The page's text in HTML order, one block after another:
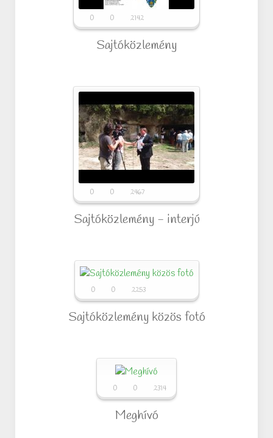
0 0 2142
Sajtóközlemény
0 0 2467
Sajtóközlemény - interjú
0 0 2253
Sajtóközlemény közös fotó
0 0 2314
Meghívó